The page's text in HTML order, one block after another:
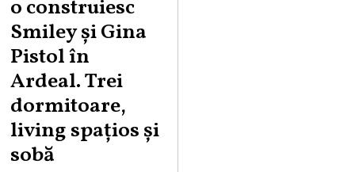
o construiesc
Smiley şi Gina
Pistol în
Ardeal. Trei
dormitoare,
living spațios și
sobă